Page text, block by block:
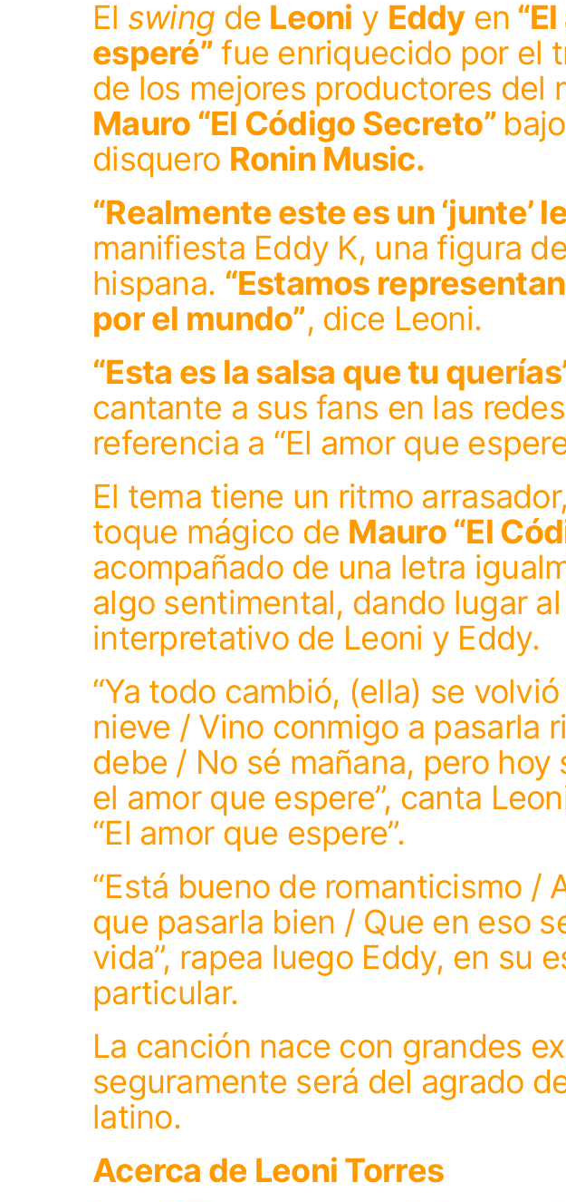
El swing de Leoni y Eddyen
esperé”fue enriquecido por el
de los mejores productores del
Mauro “El Código Secreto”
disquero Ronin Music.
“Realmente este es un ‘junte’
manifiesta Eddy K, una figura
hispana. “Estamos
por el mundo”, dice Leoni.
“Esta es la salsa que tu
cantante a sus fans en las
referencia a “El amor que
El tema tiene un ritmo
toque mágico de Mauro “El
acompañado de una letra
algo sentimental, dando lugar
interpretativo de Leoni y Eddy.
“Ya todo cambió, (ella) se
nieve / Vino conmigo a pasarla
debe / No sé mañana, pero hoy
el amor que espere”, canta
“El amor que espere”.
“Está bueno de romanticismo /
que pasarla bien / Que en eso
vida”, rapea luego Eddy, en su
particular.
La canción nace con grandes
seguramente será del agrado
latino.
Acerca de Leoni Torres